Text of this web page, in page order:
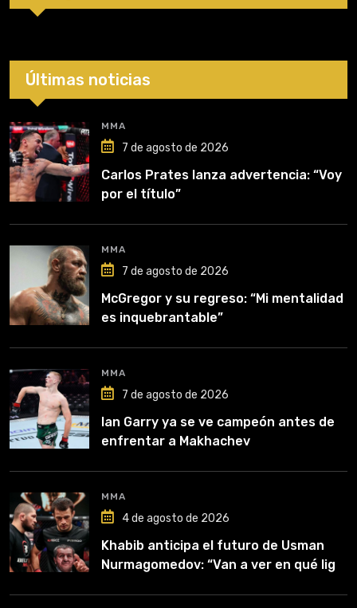
Últimas noticias
MMA
7 de agosto de 2026
Carlos Prates lanza advertencia: “Voy
por el título”
MMA
7 de agosto de 2026
McGregor y su regreso: “Mi mentalidad
es inquebrantable”
MMA
7 de agosto de 2026
Ian Garry ya se ve campeón antes de
enfrentar a Makhachev
MMA
4 de agosto de 2026
Khabib anticipa el futuro de Usman
Nurmagomedov: “Van a ver en qué liga